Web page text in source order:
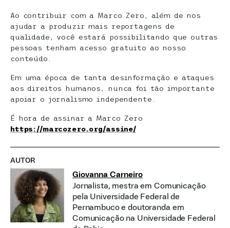
Ao contribuir com a Marco Zero, além de nos
ajudar a produzir mais reportagens de
qualidade, você estará possibilitando que outras
pessoas tenham acesso gratuito ao nosso
conteúdo.
Em uma época de tanta desinformação e ataques
aos direitos humanos, nunca foi tão importante
apoiar o jornalismo independente.
É hora de assinar a Marco Zero
https://marcozero.org/assine/
AUTOR
Giovanna Carneiro
Jornalista, mestra em Comunicação
pela Universidade Federal de
Pernambuco e doutoranda em
Comunicação na Universidade Federal